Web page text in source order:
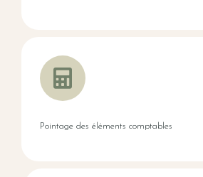
Pointage des éléments comptables